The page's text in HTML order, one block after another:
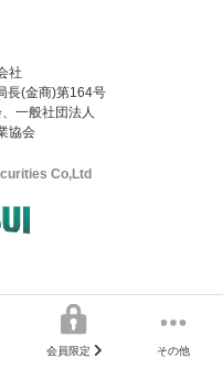
会員限定 その他
社
長(金商)第164号
、一般社団法人
協会
Co,Ltd
へようこそ
は、当社が作成したもので
本サイトの推奨環境外のた
い可能性があります。
の機能です。
でもお気に入りのコンテ
。
さい。